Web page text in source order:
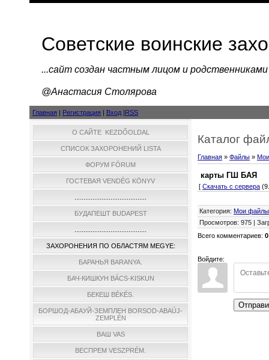
Советские воинские
...cайт создан частным лицом и
@Анастасия Столярова
Главная | Регистрация | Вход |RSS
О САЙТЕ KEZDŐOLDAL
СПИСОК ЗАХОРОНЕНИЙ LISTA
ФОРУМ FÓRUM
ГОСТЕВАЯ VENDÉG KÖNYV
БУДАПЕШТ BUDAPEST
ЗАХОРОНЕНИЯ ПО ОБЛАСТЯМ MEGYE:
БАРАНЬЯ BARANYA.
БАЧ-КИШКУН BÁCS-KISKUN
БЕКЕШ BÉKÉS.
БОРШОД-АБАУЙ-ЗЕМПЛЕН BORSOD-ABAÚJ-
ZEMPLÉN
ВАШ VAS
ВЕСПРЕМ VESZPRÉM.
Каталог
Главная » Файлы »
карты ГШ БАЯ
[ Скачать с сервера
Категория: Мои файлы
Просмотров: 975 |
Всего комментариев: 0
Войдите: